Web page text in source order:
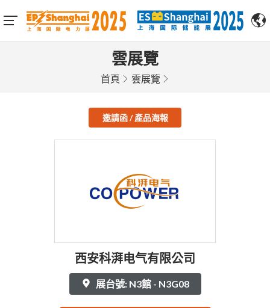
雲展覽
首頁 雲展覽
邀請函 / 產品海報
西安科湃电气有限公司
展台號: N3館 - N3G08